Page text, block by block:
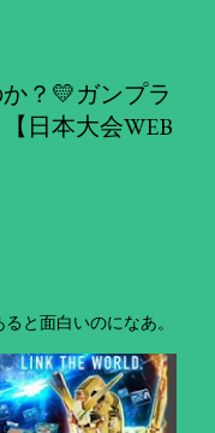
？💛ガンプラ
日本大会WEB
と面白いのになあ。